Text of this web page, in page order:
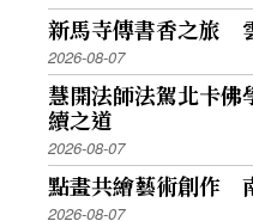
新馬寺傳書香之旅
2026-08-07
慧開法師法駕北卡
續之道
2026-08-07
點畫共繪藝術創作
2026-08-07